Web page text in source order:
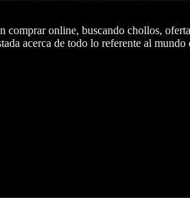
comprar online, buscando chollos,
acerca de todo lo referente al